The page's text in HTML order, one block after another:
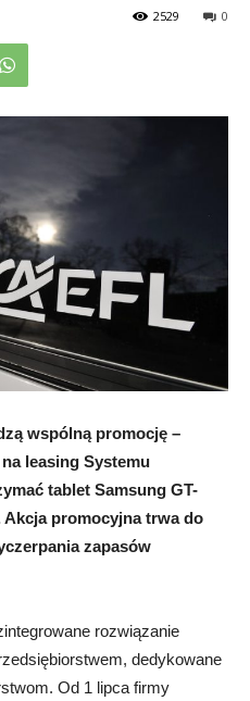
0
2529
wspólną promocję –
leasing Systemu
tablet Samsung GT-
Akcja promocyjna trwa do
zapasów
rozwiązanie
dedykowane
Od 1 lipca firmy